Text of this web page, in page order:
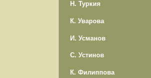
Н. Туркия
К. Уварова
И. Усманов
С. Устинов
К. Филиппова